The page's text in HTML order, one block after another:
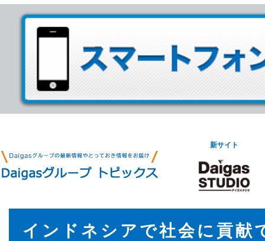
新サイト
インドネシアで社会に貢献